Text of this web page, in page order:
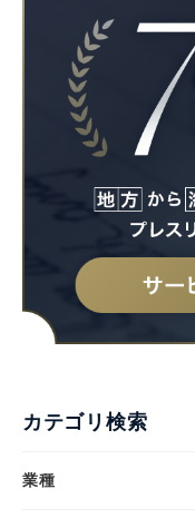
カテゴリ検索
業種